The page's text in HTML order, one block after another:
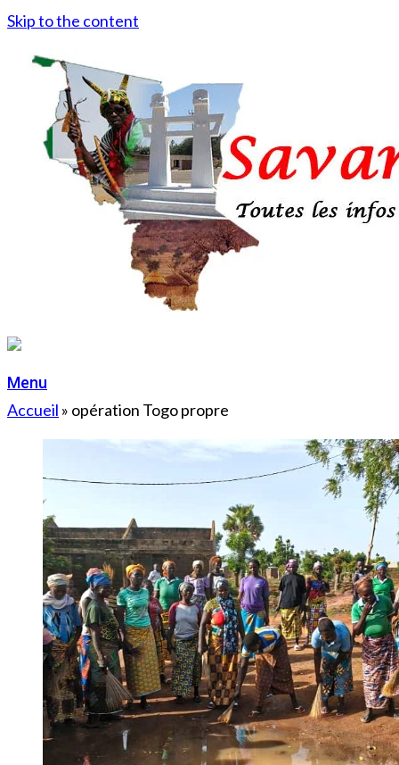
Skip to the content
Menu
Accueil » opération Togo propre